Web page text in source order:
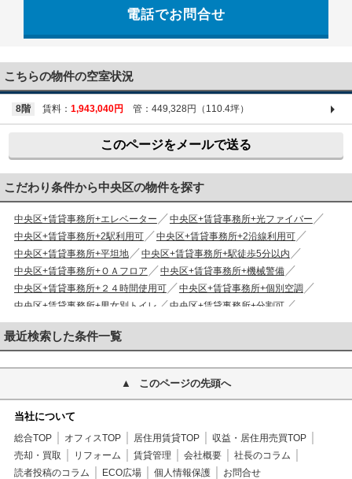
電話でお問合せ
こちらの物件の空室状況
8階 賃料： 1,943,040円 管：449,328円（110.4坪）
このページをメールで送る
こだわり条件から中央区の物件を探す
中央区+賃貸事務所+エレベーター
中央区+賃貸事務所+光ファイバー
中央区+賃貸事務所+2駅利用可
中央区+賃貸事務所+2沿線利用可
中央区+賃貸事務所+平坦地
中央区+賃貸事務所+駅徒歩5分以内
中央区+賃貸事務所+ＯＡフロア
中央区+賃貸事務所+機械警備
中央区+賃貸事務所+２４時間使用可
中央区+賃貸事務所+個別空調
中央区+賃貸事務所+男女別トイレ
中央区+賃貸事務所+分割可
中央区+賃貸事務所+新耐震基準
最近検索した条件一覧
このページの先頭へ
当社について
総合TOP オフィスTOP 居住用賃貸TOP
収益・居住用売買TOP
売却・買取
リフォーム 賃貸管理 会社概要
社長のコラム
読者投稿のコラム
ECO広場 個人情報保護 お問合せ